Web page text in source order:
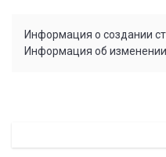
Информация о создании
Информация об